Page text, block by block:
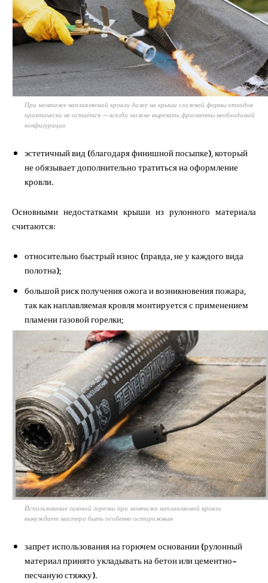
При монтаже наплавляемой кровли даже на крыши сложной формы отходов
практически не остаётся — всегда можно вырезать фрагменты необходимой
конфигурации
эстетичный вид (благодаря финишной посыпке), который
не обязывает дополнительно тратиться на оформление
кровли.
Основными недостатками крыши из рулонного материала
считаются:
относительно быстрый износ (правда, не у каждого вида
полотна);
большой риск получения ожога и возникновения пожара,
так как наплавляемая кровля монтируется с применением
пламени газовой горелки;
Использование газовой горелки при монтаже наплавляемой кровли
вынуждает мастера быть особенно осторожным
запрет использования на горючем основании (рулонный
материал принято укладывать на бетон или цементно-
песчаную стяжку).